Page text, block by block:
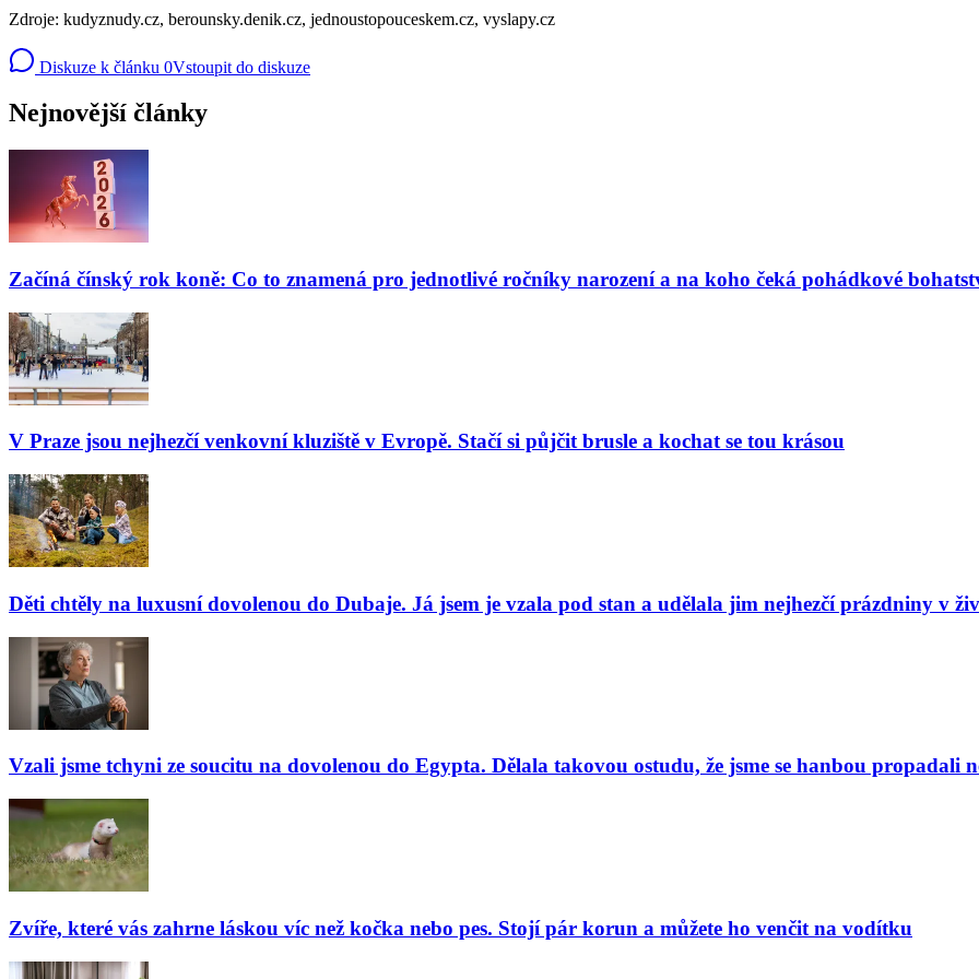
Zdroje: kudyznudy.cz, berounsky.denik.cz, jednoustopouceskem.cz, vyslapy.cz
Diskuze k článku 0Vstoupit do diskuze
Nejnovější články
Začíná čínský rok koně: Co to znamená pro jednotlivé ročníky narození a na koho čeká pohádkové
V Praze jsou nejhezčí venkovní kluziště v Evropě. Stačí si půjčit brusle a kochat se tou krásou
Děti chtěly na luxusní dovolenou do Dubaje. Já jsem je vzala pod stan a udělala jim nejhezčí prázdniny v
Vzali jsme tchyni ze soucitu na dovolenou do Egypta. Dělala takovou ostudu, že jsme se hanbou propadali
Zvíře, které vás zahrne láskou víc než kočka nebo pes. Stojí pár korun a můžete ho venčit na vodítku